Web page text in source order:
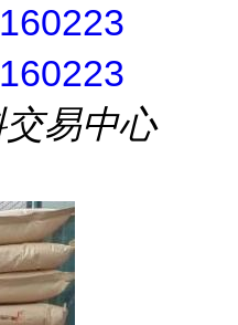
易中心